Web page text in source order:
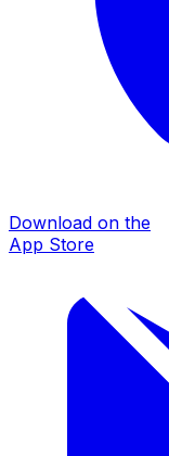
Download on the
App Store